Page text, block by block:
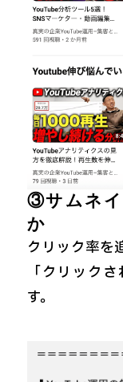
③サムネイ
か
クリック率を
「クリック
す。